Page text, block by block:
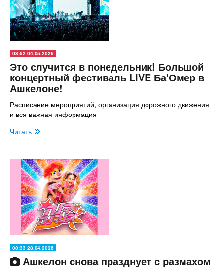
08:52 04.05.2026
Это случится в понедельник! Большой
концертный фестиваль LIVE Ба'Омер в
Ашкелоне!
Расписание мероприятий, организация дорожного движения
и вся важная информация
Читать
08:33 28.04.2026
Ашкелон снова празднует с размахом